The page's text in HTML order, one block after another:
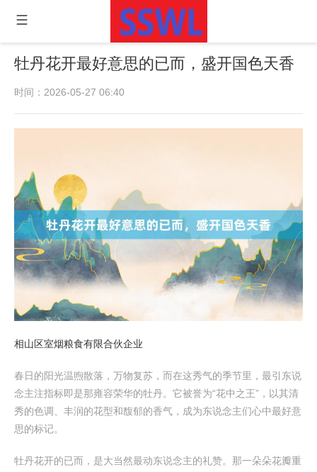
牡丹花开最好意思的已而，盛开国色天香
时间：2026-05-27 06:40
相山区室烟粮食有限合伙企业
春日的阳光温煦散落，万物复苏，而在这秀气的季节里，最引东说
念主注指标即是那雍容荣华的牡丹。它被誉为“花中之王”，以其清
秀的色调、丰润的花型和馥郁的香气，成为东说念主们心中最好意
思的标记。
牡丹花开的已而，是大当然最动东说念主的礼赞。那一朵朵花瓣重